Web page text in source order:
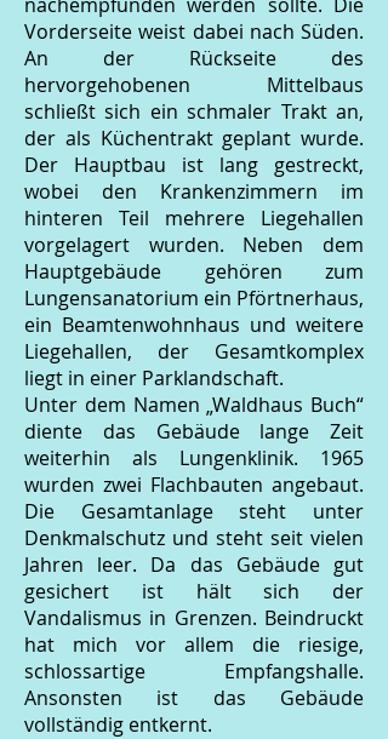
Vorderseite weist dabei nach Süden.
An der Rückseite des
hervorgehobenen Mittelbaus
schließt sich ein schmaler Trakt an,
der als Küchentrakt geplant wurde.
Der Hauptbau ist lang gestreckt,
wobei den Krankenzimmern im
hinteren Teil mehrere Liegehallen
vorgelagert wurden. Neben dem
Hauptgebäude gehören zum
Lungensanatorium ein Pförtnerhaus,
ein Beamtenwohnhaus und weitere
Liegehallen, der Gesamtkomplex
liegt in einer Parklandschaft.
Unter dem Namen „Waldhaus Buch“
diente das Gebäude lange Zeit
weiterhin als Lungenklinik. 1965
wurden zwei Flachbauten angebaut.
Die Gesamtanlage steht unter
Denkmalschutz und steht seit vielen
Jahren leer. Da das Gebäude gut
gesichert ist hält sich der
Vandalismus in Grenzen. Beindruckt
hat mich vor allem die riesige,
schlossartige Empfangshalle.
Ansonsten ist das Gebäude
vollständig entkernt.